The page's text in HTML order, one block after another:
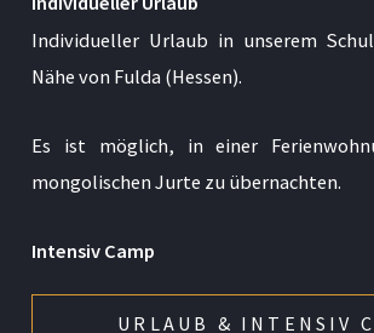
Individueller Urlaub in unserem
Nähe von Fulda (Hessen).
Es ist möglich, in einer
mongolischen Jurte zu übernachten.
Intensiv Camp
URLAUB & INTENSIV